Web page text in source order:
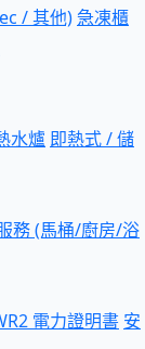
/ 其他)急凍櫃
水爐 即熱式 / 儲
務 (馬桶/廚房/浴
電力證明書 安